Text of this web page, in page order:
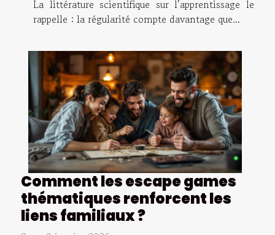
La littérature scientifique sur l’apprentissage le
rappelle : la régularité compte davantage que...
Comment les escape games
thématiques renforcent les
liens familiaux ?